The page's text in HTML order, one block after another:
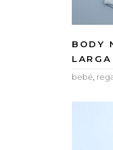
BODY
LARGA
bebé